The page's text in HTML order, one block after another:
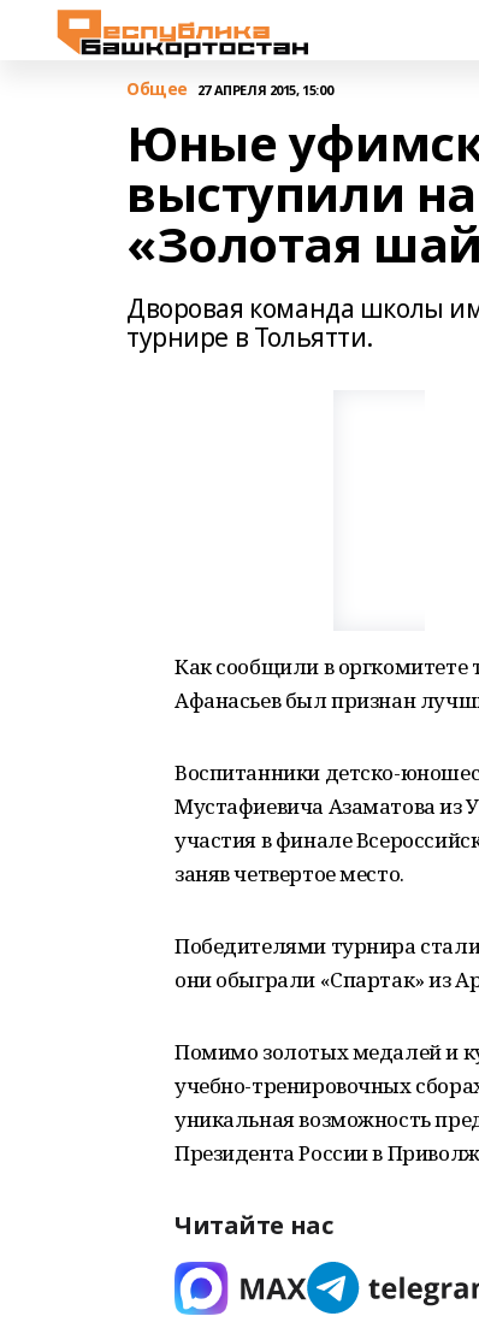
Общее 27 АПРЕЛЯ 2015, 15:00
Юные
выступили
«Золотая
Дворовая команда школы
турнире в Тольятти.
Как сообщили в
Афанасьев был признан
Воспитанники детско-
Мустафиевича Азаматова из
участия в финале
заняв четвертое место.
Победителями турнира
они обыграли «Спартак» из
Помимо золотых медалей и
учебно-тренировочных
уникальная возможность
Президента России в
Читайте нас